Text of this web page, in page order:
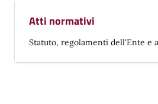
Atti normativi
Statuto, regolamenti dell'Ente e